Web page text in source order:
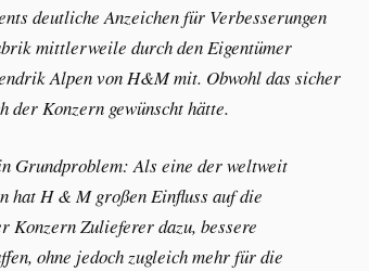
deutliche Anzeichen für Verbesserungen
mittlerweile durch den Eigentümer
Alpen von H&M mit. Obwohl das sicher
der Konzern gewünscht hätte.
Grundproblem: Als eine der weltweit
hat H & M großen Einfluss auf die
Konzern Zulieferer dazu, bessere
ohne jedoch zugleich mehr für die